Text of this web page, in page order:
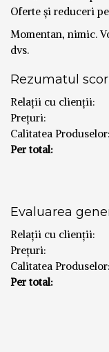
Oferte și reduceri
Momentan, nimic.
dvs.
Rezumatul
Relații cu clienții:
Prețuri:
Calitatea Produselor:
Per total:
Evaluarea
Relații cu clienții:
Prețuri:
Calitatea Produselor:
Per total: